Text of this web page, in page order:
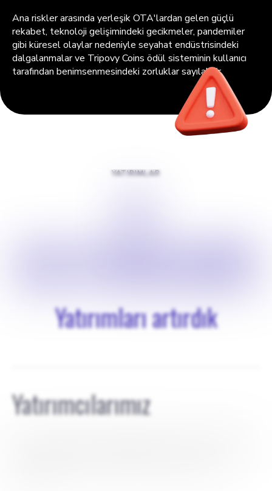
Ana riskler arasında yerleşik OTA'lardan gelen güçlü
rekabet, teknoloji gelişimindeki gecikmeler, pandemiler
gibi küresel olaylar nedeniyle seyahat endüstrisindeki
dalgalanmalar ve Tripovy Coins ödül sisteminin kullanıcı
tarafından benimsenmesindeki zorluklar sayılabilir.
YATIRIMLAR
$
Yatırımları artırdık
Yatırımcılarımız